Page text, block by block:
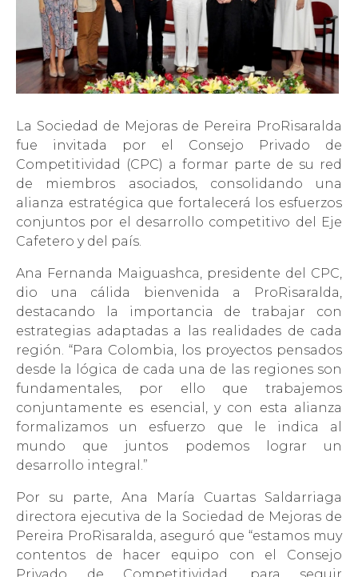
La Sociedad de Mejoras de Pereira ProRisaralda
fue invitada por el Consejo Privado de
Competitividad (CPC) a formar parte de su red
de miembros asociados, consolidando una
alianza estratégica que fortalecerá los esfuerzos
conjuntos por el desarrollo competitivo del Eje
Cafetero y del país.
Ana Fernanda Maiguashca, presidente del CPC,
dio una cálida bienvenida a ProRisaralda,
destacando la importancia de trabajar con
estrategias adaptadas a las realidades de cada
región. “Para Colombia, los proyectos pensados
desde la lógica de cada una de las regiones son
fundamentales, por ello que trabajemos
conjuntamente es esencial, y con esta alianza
formalizamos un esfuerzo que le indica al
mundo que juntos podemos lograr un
desarrollo integral.”
Por su parte, Ana María Cuartas Saldarriaga
directora ejecutiva de la Sociedad de Mejoras de
Pereira ProRisaralda, aseguró que “estamos muy
contentos de hacer equipo con el Consejo